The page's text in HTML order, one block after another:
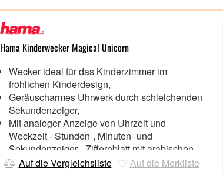
USB-Anschluss mit 1 A Stromversorgung zum
Mit Schlummerfunktion,
Display in 4 Helligkeitsstufen: high, middle,
low, off (im USB-Betrieb)
Multicolor-Display mit 4 verschiedenen Uni-
Farben (weiß, blau, grün, rot) und 3
verschiedenen Farbverläufen
Hama Kinderwecker Magical Unicorn
Wecker ideal für das Kinderzimmer im
fröhlichen Kinderdesign,
Geräuscharmes Uhrwerk durch schleichenden
Sekundenzeiger,
Mit analoger Anzeige von Uhrzeit und
Weckzeit - Stunden-, Minuten- und
Sekundenzeiger - Ziffernblatt mit arabischen
Zahlen
Auf die Vergleichsliste Auf die Merkliste